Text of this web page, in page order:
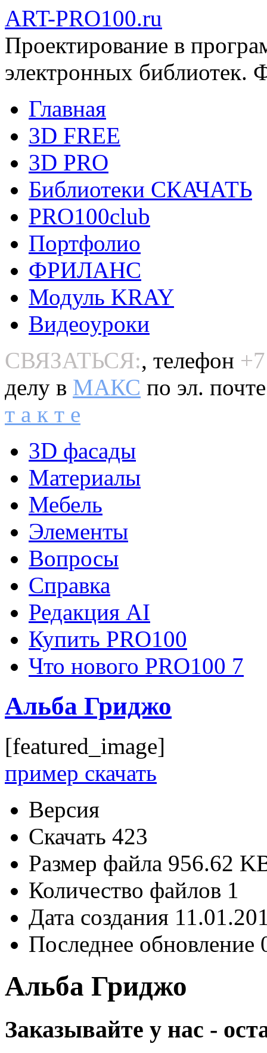
ART-PRO100.ru
Проектирование в
электронных библиотек.
Главная
3D FREE
3D PRO
Библиотеки СКАЧАТЬ
PRO100club
Портфолио
ФРИЛАНС
Модуль KRAY
Видеоуроки
СВЯЗАТЬСЯ:, телефон
делу в MAКС по эл.
т а к т е
3D фасады
Материалы
Мебель
Элементы
Вопросы
Справка
Редакция AI
Купить PRO100
Что нового PRO100 7
Альба Гриджо
[featured_image]
пример скачать
Версия
Скачать 423
Размер файла 956.62
Количество файлов 1
Дата создания
Последнее обновление
Альба Гриджо
Заказывайте у нас -